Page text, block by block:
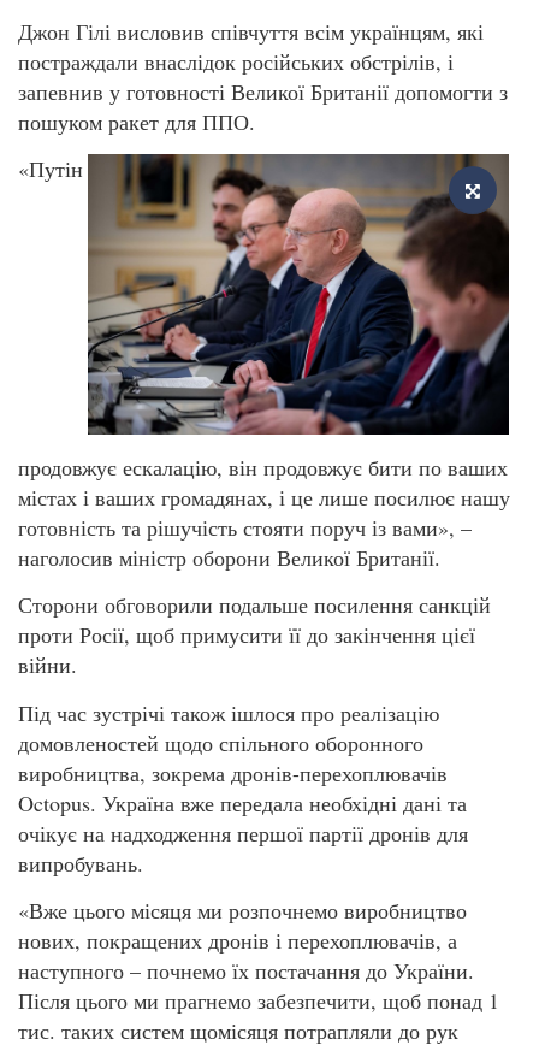
Джон Гілі висловив співчуття всім українцям, які
постраждали внаслідок російських обстрілів, і
запевнив у готовності Великої Британії допомогти з
пошуком ракет для ППО.
«Путін
продовжує ескалацію, він продовжує бити по ваших
містах і ваших громадянах, і це лише посилює нашу
готовність та рішучість стояти поруч із вами», –
наголосив міністр оборони Великої Британії.
Сторони обговорили подальше посилення санкцій
проти Росії, щоб примусити її до закінчення цієї
війни.
Під час зустрічі також ішлося про реалізацію
домовленостей щодо спільного оборонного
виробництва, зокрема дронів-перехоплювачів
Octopus. Україна вже передала необхідні дані та
очікує на надходження першої партії дронів для
випробувань.
«Вже цього місяця ми розпочнемо виробництво
нових, покращених дронів і перехоплювачів, а
наступного – почнемо їх постачання до України.
Після цього ми прагнемо забезпечити, щоб понад 1
тис. таких систем щомісяця потрапляли до рук